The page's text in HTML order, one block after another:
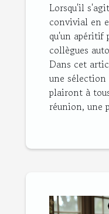
Lorsqu'il
convivial en
qu'un apéritif
collègues
Dans cet
une sélection
plairont à
réunion, une